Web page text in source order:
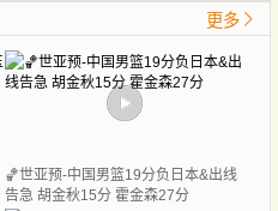
更多
🏀世亚预-中国男篮19分负日本&出线
告急 胡金秋15分 霍金森27分